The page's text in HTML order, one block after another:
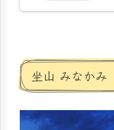
坐山 みなかみ